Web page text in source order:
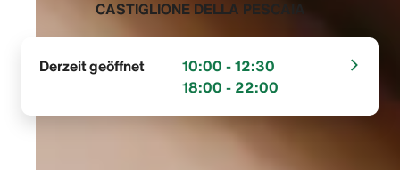
CASTIGLIONE DELLA PESCAIA‬
Derzeit geöffnet
10:00 - 12:30
18:00 - 22:00